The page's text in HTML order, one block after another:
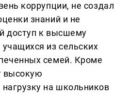
коррупции, не создал
знаний и не
доступ к высшему
из сельских
семей. Кроме
высокую
на школьников